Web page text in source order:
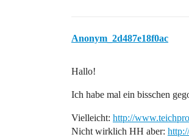
Anonym_2d487e18f0ac
Hallo!
Ich habe mal ein bisschen
Vielleicht: http://
Nicht wirklich HH aber: